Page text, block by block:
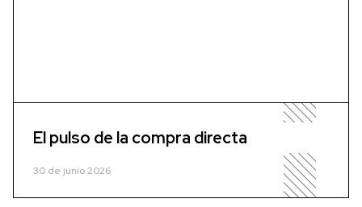
El pulso de la compra directa
30 de junio 2026